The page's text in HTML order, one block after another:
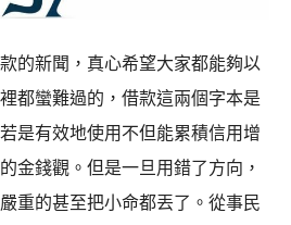
的新聞，真心希望大家都能夠以
都蠻難過的，借款這兩個字本是
是有效地使用不但能累積信用增
金錢觀。但是一旦用錯了方向，
重的甚至把小命都丟了。從事民